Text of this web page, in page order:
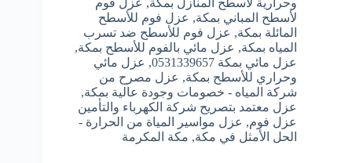
وحرارية لأسطح المنازل بمكة, عزل فوم
لأسطح المباني بمكة, عزل فوم للأسطح
المائلة بمكة, عزل فوم للأسطح ضد تسرب
المياه بمكة, عزل مائي بالفوم للأسطح بمكة,
عزل مائي بمكة 0531339657
, عزل مائي
وحراري للأسطح بمكة, عزل مصرح من
شركة المياه - خصومات وجودة عالية بمكة,
عزل معتمد بتصريح شركة الكهرباء والتأمين
عزل فوم, عزل مواسير المياة من الحرارة -
الحل الأمثل في مكة, مكة المكرمة